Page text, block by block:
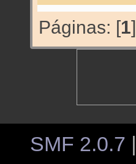
Páginas: [1]
SMF 2.0.7